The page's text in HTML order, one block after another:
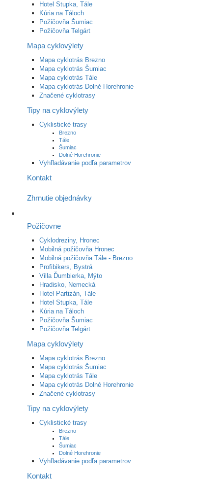
Hotel Stupka, Tále
Kúria na Táloch
Požičovňa Šumiac
Požičovňa Telgárt
Mapa cyklovýlety
Mapa cyklotrás Brezno
Mapa cyklotrás Šumiac
Mapa cyklotrás Tále
Mapa cyklotrás Dolné Horehronie
Značené cyklotrasy
Tipy na cyklovýlety
Cyklistické trasy
Brezno
Tále
Šumiac
Dolné Horehronie
Vyhľladávanie podľa parametrov
Kontakt
Zhrnutie objednávky
Požičovne
Cyklodreziny, Hronec
Mobilná požičovňa Hronec
Mobilná požičovňa Tále - Brezno
Profibikers, Bystrá
Villa Ďumbierka, Mýto
Hradisko, Nemecká
Hotel Partizán, Tále
Hotel Stupka, Tále
Kúria na Táloch
Požičovňa Šumiac
Požičovňa Telgárt
Mapa cyklovýlety
Mapa cyklotrás Brezno
Mapa cyklotrás Šumiac
Mapa cyklotrás Tále
Mapa cyklotrás Dolné Horehronie
Značené cyklotrasy
Tipy na cyklovýlety
Cyklistické trasy
Brezno
Tále
Šumiac
Dolné Horehronie
Vyhľladávanie podľa parametrov
Kontakt